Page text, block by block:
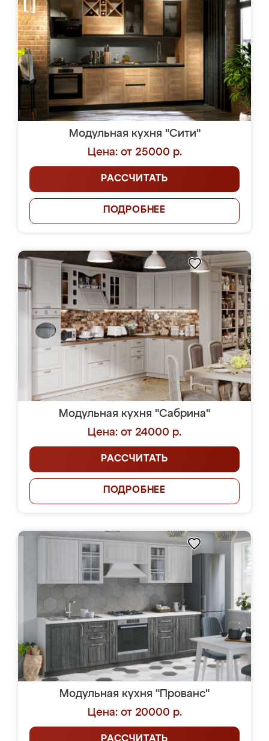
Модульная кухня "Сити"
Цена: от 25000 р.
РАССЧИТАТЬ
ПОДРОБНЕЕ
Модульная кухня "Сабрина"
Цена: от 24000 р.
РАССЧИТАТЬ
ПОДРОБНЕЕ
Модульная кухня "Прованс"
Цена: от 20000 р.